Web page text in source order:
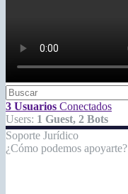
3 Usuarios Conectados
Users: 1 Guest, 2 Bots
Soporte Jurídico
¿Cómo podemos apoyarte?